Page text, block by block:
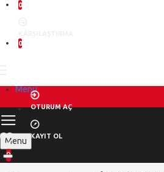
0
0
Menu
OTURUM AÇ
KAYIT OL
Menu
0